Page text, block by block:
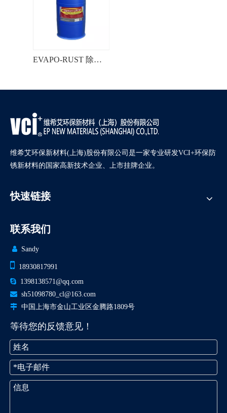
EVAPO-RUST 除锈剂
维希艾环保新材料(上海)股份有限公司是一家专业研发VCI+环保防
锈新材料的国家高新技术企业、上市挂牌企业。
快速链接
联系我们
 Sandy
 18930817991
 1398138571@qq.com
 sh51098780_cl@163.com
 中国上海市金山工业区金腾路1809号
等待您的反馈意见！